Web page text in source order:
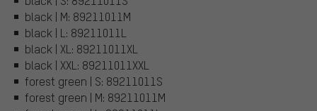
black | M: 89211011M
black | L: 89211011L
black | XL: 89211011XL
black | XXL: 89211011XXL
forest green | S: 89211011S
forest green | M: 89211011M